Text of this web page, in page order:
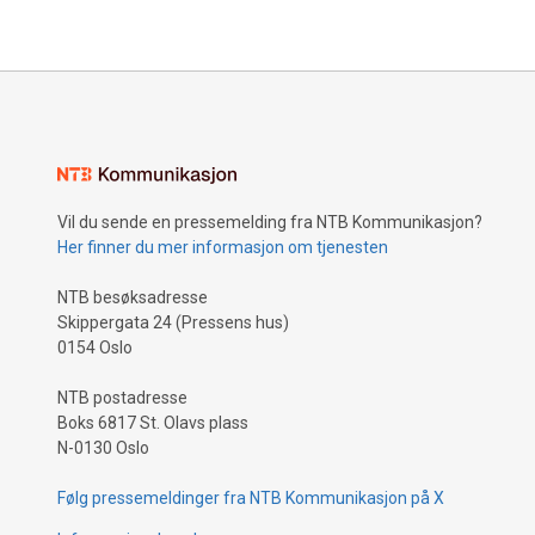
Brødrene Rafael og Paulo Domingos alias
Oslo i flere år med en energibombe av et
blant de mest allsidige og oppfinnsomme
artistene vi har i Norge i dag, og beveger
afro-pop og trap. Gutta har stor diversitet
i musikken som, med gatehits som låta
“42” som engasjerte flere artister i Norge
fengende sommerlåter som “Hun gjør
meg vill” sammen med Z
for at vi
ønsker at
Vil du sende en pressemelding fra NTB Kommunikasjon?
Her finner du mer informasjon om tjenesten
NTB besøksadresse
Skippergata 24 (Pressens hus)
0154 Oslo
NTB postadresse
Boks 6817 St. Olavs plass
N-0130 Oslo
Følg pressemeldinger fra NTB Kommunikasjon på X